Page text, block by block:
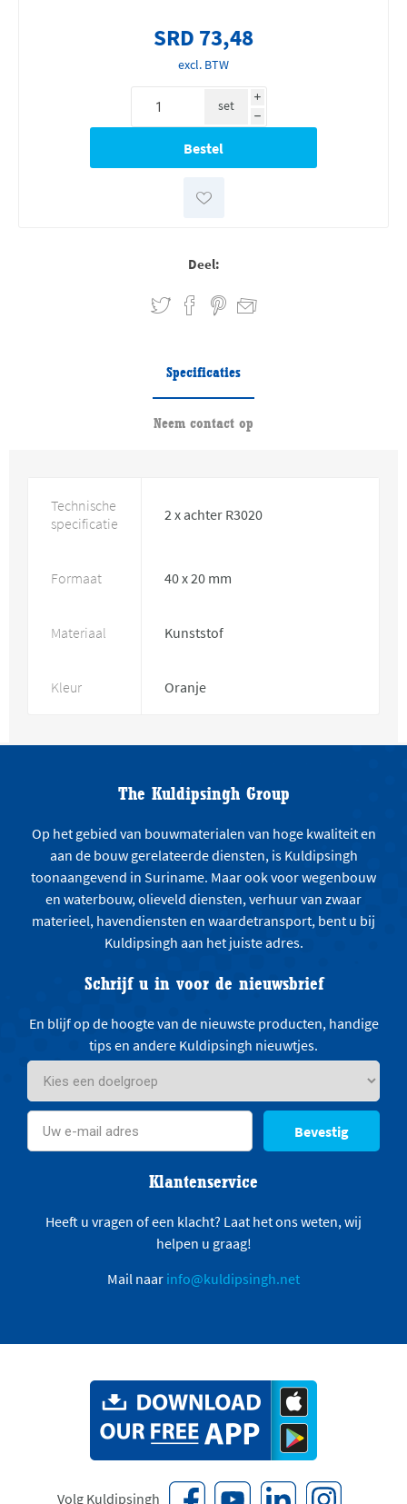
SRD 73,48
excl. BTW
i
h
set
Deel:
Specificaties
Neem contact op
Technische
specificatie
2 x achter R3020
Formaat 40 x 20 mm
Materiaal Kunststof
Kleur Oranje
The Kuldipsingh Group
Op het gebied van bouwmaterialen van hoge kwaliteit en
aan de bouw gerelateerde diensten, is Kuldipsingh
toonaangevend in Suriname. Maar ook voor wegenbouw
en waterbouw, olieveld diensten, verhuur van zwaar
materieel, havendiensten en waardetransport, bent u bij
Kuldipsingh aan het juiste adres.
Schrijf u in voor de nieuwsbrief
En blijf op de hoogte van de nieuwste producten, handige
tips en andere Kuldipsingh nieuwtjes.
Bevestig
Klantenservice
Heeft u vragen of een klacht? Laat het ons weten, wij
helpen u graag!
Mail naar info@kuldipsingh.net
Volg Kuldipsingh